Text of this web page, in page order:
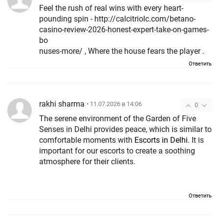
Feel the rush of real wins with every heart-
pounding spin - http://calcitriolc.com/betano-
casino-review-2026-honest-expert-take-on-games-
bo
nuses-more/ , Where the house fears the player .
Ответить
0
rakhi sharma • 11.07.2026 в 14:06
The serene environment of the Garden of Five
Senses in Delhi provides peace, which is similar to
comfortable moments with Escorts in Delhi. It is
important for our escorts to create a soothing
atmosphere for their clients.
Ответить